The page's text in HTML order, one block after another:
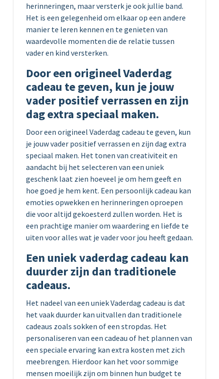
herinneringen, maar versterk je ook jullie band.
Het is een gelegenheid om elkaar op een andere
manier te leren kennen en te genieten van
waardevolle momenten die de relatie tussen
vader en kind versterken.
Door een origineel Vaderdag
cadeau te geven, kun je jouw
vader positief verrassen en zijn
dag extra speciaal maken.
Door een origineel Vaderdag cadeau te geven, kun
je jouw vader positief verrassen en zijn dag extra
speciaal maken. Het tonen van creativiteit en
aandacht bij het selecteren van een uniek
geschenk laat zien hoeveel je om hem geeft en
hoe goed je hem kent. Een persoonlijk cadeau kan
emoties opwekken en herinneringen oproepen
die voor altijd gekoesterd zullen worden. Het is
een prachtige manier om waardering en liefde te
uiten voor alles wat je vader voor jou heeft gedaan.
Een uniek vaderdag cadeau kan
duurder zijn dan traditionele
cadeaus.
Het nadeel van een uniek Vaderdag cadeau is dat
het vaak duurder kan uitvallen dan traditionele
cadeaus zoals sokken of een stropdas. Het
personaliseren van een cadeau of het plannen van
een speciale ervaring kan extra kosten met zich
meebrengen. Hierdoor kan het voor sommige
mensen moeilijk zijn om binnen hun budget te